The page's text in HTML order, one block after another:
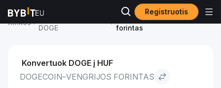
Registruotis
Rinkos
Dogecoin kaina
DOGE
Dogecoin to Vengrijos
forintas
Konvertuok DOGE į HUF
DOGECOIN–VENGRIJOS FORINTAS